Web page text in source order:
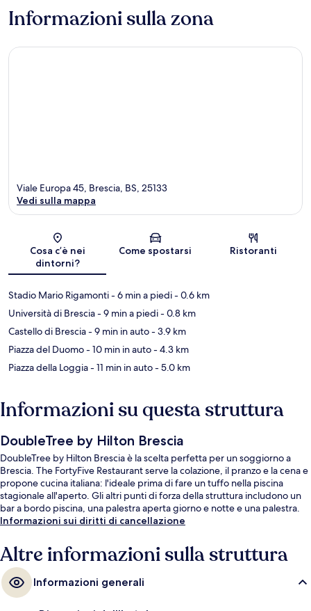
Informazioni sulla zona
Mappa
Viale Europa 45, Brescia, BS, 25133
Vedi sulla mappa
Cosa c’è nei
dintorni?
Come spostarsi Ristoranti
Stadio Mario Rigamonti- 6 min a piedi- 0.6 km
Università di Brescia- 9 min a piedi- 0.8 km
Castello di Brescia- 9 min in auto- 3.9 km
Piazza del Duomo- 10 min in auto- 4.3 km
Piazza della Loggia- 11 min in auto- 5.0 km
Informazioni su questa struttura
DoubleTree by Hilton Brescia
DoubleTree by Hilton Brescia è la scelta perfetta per un soggiorno a
Brescia. The FortyFive Restaurant serve la colazione, il pranzo e la cena e
propone cucina italiana: l'ideale prima di fare un tuffo nella piscina
stagionale all'aperto. Gli altri punti di forza della struttura includono un
bar a bordo piscina, una palestra aperta giorno e notte e una palestra.
Informazioni sui diritti di cancellazione
Altre informazioni sulla struttura
Informazioni generali